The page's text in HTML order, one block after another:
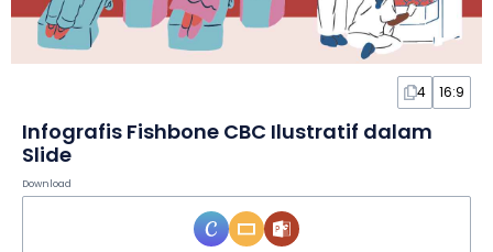
4 16:9
Infografis Fishbone CBC Ilustratif dalam
Slide
Download